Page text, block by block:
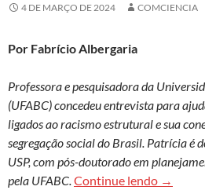
4 DE MARÇO DE 2024 COMCIENCIA
Por Fabrício Albergaria
Professora e pesquisadora da
(UFABC) concedeu entrevista para
ligados ao racismo estrutural e sua
segregação social do Brasil. Patrícia é
USP, com pós-doutorado em
pela UFABC.Continue lendo →